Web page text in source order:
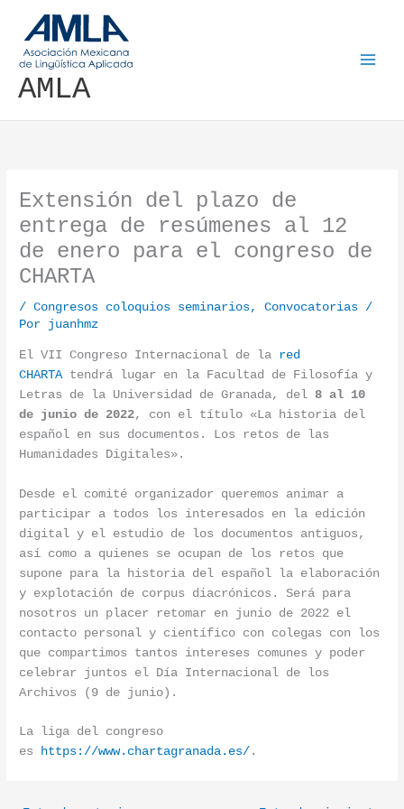
AMLA
Extensión del plazo de
entrega de resúmenes al 12
de enero para el congreso de
CHARTA
/Congresos coloquios seminarios,Convocatorias /
Por juanhmz
El VII Congreso Internacional de la red
CHARTA tendrá lugar en la Facultad de Filosofía y
Letras de la Universidad de Granada, del8 al 10
de junio de 2022, con el título «La historia del
español en sus documentos. Los retos de las
Humanidades Digitales».
Desde el comité organizador queremos animar a
participar a todos los interesados en la edición
digital y el estudio de los documentos antiguos,
así como a quienes se ocupan de los retos que
supone para la historia del español la elaboración
y explotación de corpus diacrónicos. Será para
nosotros un placer retomar en junio de 2022 el
contacto personal y científico con colegas con los
que compartimos tantos intereses comunes y poder
celebrar juntos el Día Internacional de los
Archivos (9 de junio).
La liga del congreso
es https://www.chartagranada.es/ .